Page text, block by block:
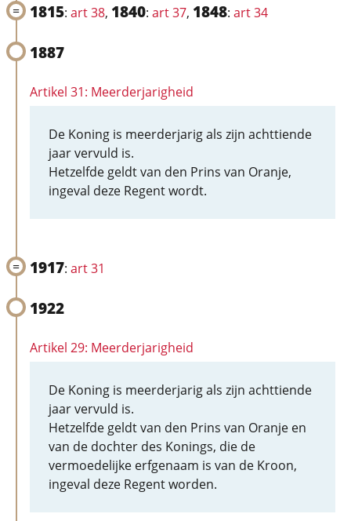
1815: art 38, 1840: art 37, 1848: art 34
1887
Artikel 31: Meerderjarigheid
De Koning is meerderjarig als zijn achttiende
jaar vervuld is.
Hetzelfde geldt van den Prins van Oranje,
ingeval deze Regent wordt.
1917: art 31
1922
Artikel 29: Meerderjarigheid
De Koning is meerderjarig als zijn achttiende
jaar vervuld is.
Hetzelfde geldt van den Prins van Oranje en
van de dochter des Konings, die de
vermoedelijke erfgenaam is van de Kroon,
ingeval deze Regent worden.